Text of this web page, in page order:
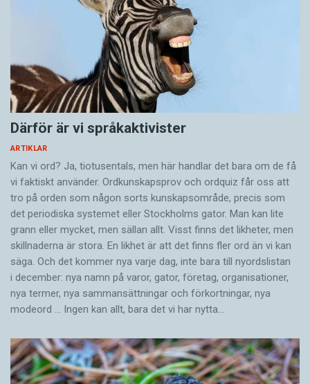
Därför är vi språkaktivister
ARTIKLAR
Kan vi ord? Ja, tiotusentals, men här handlar det bara om de få
vi faktiskt använder. Ordkunskapsprov och ordquiz får oss att
tro på orden som någon sorts kunskapsområde, precis som
det periodiska systemet eller Stockholms gator. Man kan lite
grann eller mycket, men sällan allt. Visst finns det likheter, men
skillnaderna är stora. En likhet är att det finns fler ord än vi kan
säga. Och det kommer nya varje dag, inte bara till nyordslistan
i december: nya namn på varor, gator, företag, organisationer,
nya termer, nya samman­sättningar och förkortningar, nya
modeord … Ingen kan allt, bara det vi har nytta…